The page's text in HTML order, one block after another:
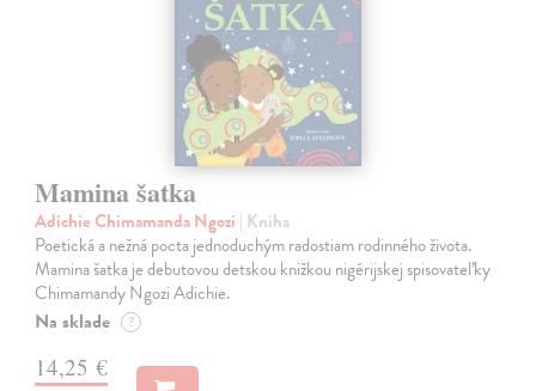
Mamina šatka
Adichie Chimamanda Ngozi | Kniha
Poetická a nežná pocta jednoduchým radostiam rodinného života.
Mamina šatka je debutovou detskou knižkou nigérijskej spisovateľky
Chimamandy Ngozi Adichie.
Na sklade ?
14,25 €